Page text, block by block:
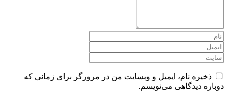
ذخیره نام، ایمیل و وبسایت من در مرورگر برای زمانی که
دوباره دیدگاهی می‌نویسم.